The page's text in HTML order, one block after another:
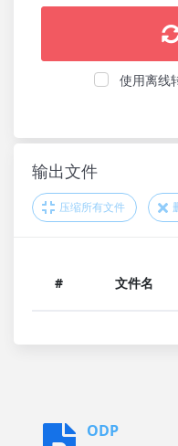
使用离线
输出文件
压缩所有文件
# 文件名
ODP